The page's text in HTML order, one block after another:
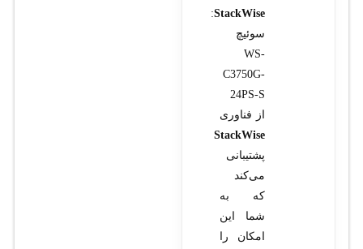
StackWise
:
سوئیچ
WS-
C3750G-
24PS-S
از فناوری
StackWise
پشتیبانی
می‌کند
که به
شما این
امکان را